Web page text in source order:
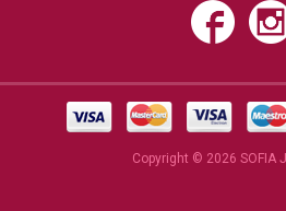
Copyright © 2026 SOFIA